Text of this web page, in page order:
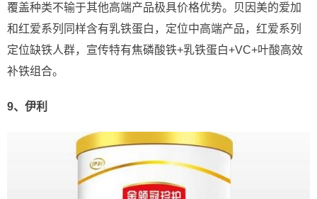
覆盖种类不输于其他高端产品极具价格优势。贝因美的爱加
和红爱系列同样含有乳铁蛋白，定位中高端产品，红爱系列
定位缺铁人群，宣传特有焦磷酸铁+乳铁蛋白+VC+叶酸高效
补铁组合。
9、伊利